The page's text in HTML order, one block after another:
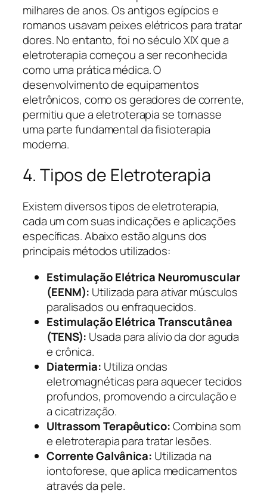
milhares de anos. Os antigos egípcios e
romanos usavam peixes elétricos para tratar
dores. No entanto, foi no século XIX que a
eletroterapia começou a ser reconhecida
como uma prática médica. O
desenvolvimento de equipamentos
eletrônicos, como os geradores de corrente,
permitiu que a eletroterapia se tornasse
uma parte fundamental da fisioterapia
moderna.
4. Tipos de Eletroterapia
Existem diversos tipos de eletroterapia,
cada um com suas indicações e aplicações
específicas. Abaixo estão alguns dos
principais métodos utilizados:
Estimulação Elétrica Neuromuscular
(EENM): Utilizada para ativar músculos
paralisados ou enfraquecidos.
Estimulação Elétrica Transcutânea
(TENS): Usada para alívio da dor aguda
e crônica.
Diatermia: Utiliza ondas
eletromagnéticas para aquecer tecidos
profundos, promovendo a circulação e
a cicatrização.
Ultrassom Terapêutico:Combina som
e eletroterapia para tratar lesões.
Corrente Galvânica: Utilizada na
iontoforese, que aplica medicamentos
através da pele.